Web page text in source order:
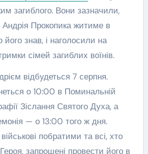
загиблого. Вони зазначили,
Прокопика житиме в
його знав, і наголосили на
сімей загиблих воїнів.
відбудеться 7 серпня.
о 10:00 в Поминальній
Зіслання Святого Духа, а
— о 13:00 того ж дня.
побратими та всі, хто
запрошені провести його в